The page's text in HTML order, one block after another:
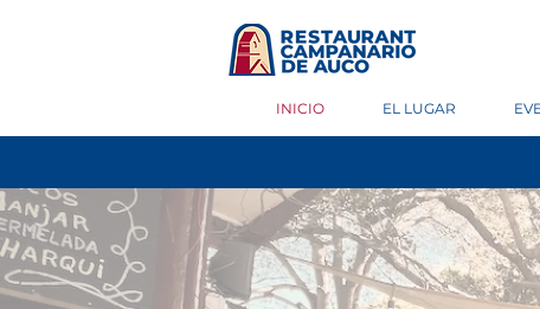
INICIO EL LUGAR